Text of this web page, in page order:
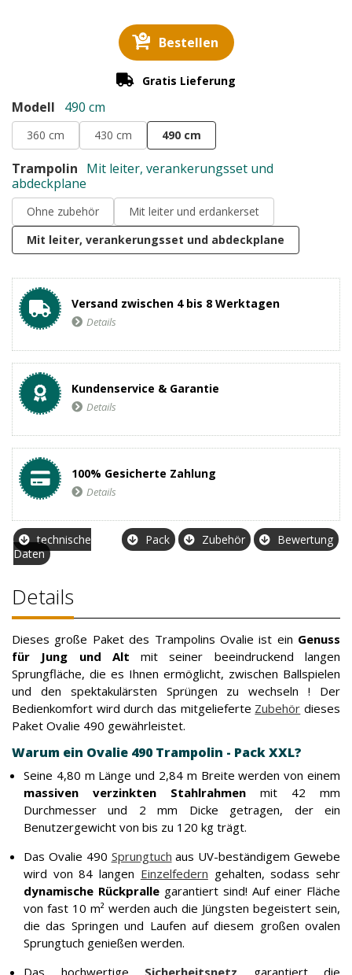
Bestellen
Gratis Lieferung
Modell 490 cm
360 cm 430 cm 490 cm
Trampolin Mit leiter, verankerungsset und
abdeckplane
Ohne zubehör
Mit leiter und erdankerset
Mit leiter, verankerungsset und abdeckplane
Versand zwischen 4 bis 8 Werktagen
Details
Kundenservice & Garantie
Details
100% Gesicherte Zahlung
Details
technische
Daten
Pack Zubehör Bewertung
Details
Dieses große Paket des Trampolins Ovalie ist ein Genuss
für Jung und Alt mit seiner beeindruckend langen
Sprungfläche, die es Ihnen ermöglicht, zwischen Ballspielen
und den spektakulärsten Sprüngen zu wechseln ! Der
Bedienkomfort wird durch das mitgelieferte Zubehör dieses
Paket Ovalie 490 gewährleistet.
Warum ein Ovalie 490 Trampolin - Pack XXL?
Seine 4,80 m Länge und 2,84 m Breite werden von einem
massiven verzinkten Stahlrahmen mit 42 mm
Durchmesser und 2 mm Dicke getragen, der ein
Benutzergewicht von bis zu 120 kg trägt.
Das Ovalie 490 Sprungtuch aus UV-beständigem Gewebe
wird von 84 langen Einzelfedern gehalten, sodass sehr
dynamische Rückpralle garantiert sind! Auf einer Fläche
von fast 10 m² werden auch die Jüngsten begeistert sein,
die das Springen und Laufen auf diesem großen ovalen
Sprungtuch genießen werden.
Das hochwertige
Sicherheitsnetz garantiert die